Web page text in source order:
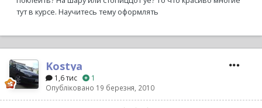
тут в курсе. Научитесь тему оформлять
Kostya
1,6 тис
1
Опубліковано 19 березня, 2010